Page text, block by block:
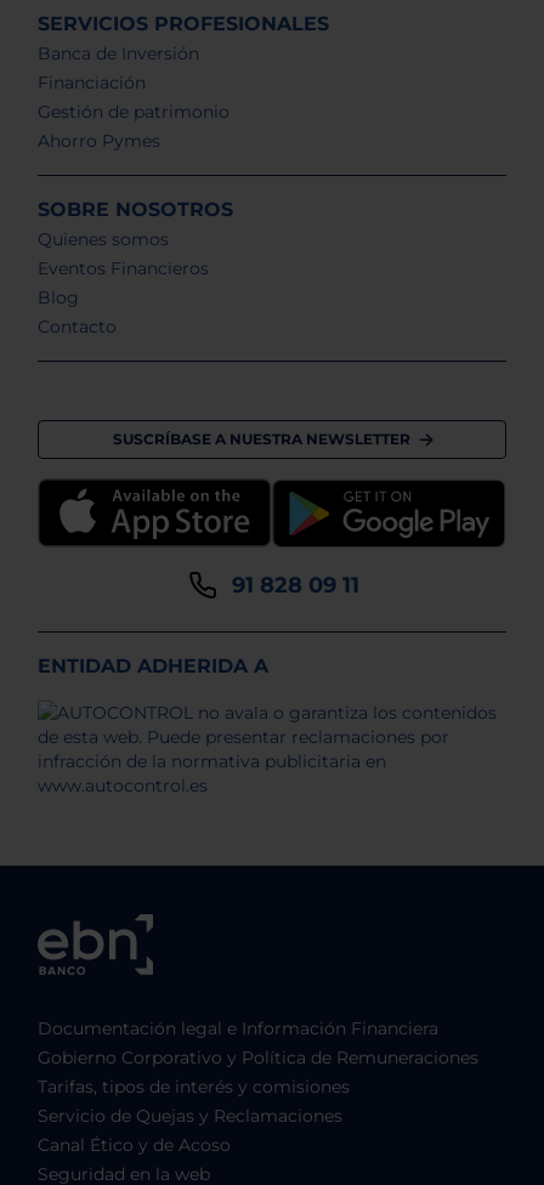
SERVICIOS PROFESIONALES
Banca de Inversión
Financiación
Gestión de patrimonio
Ahorro Pymes
SOBRE NOSOTROS
Quienes somos
Eventos Financieros
Blog
Contacto
SUSCRÍBASE A NUESTRA NEWSLETTER
91 828 09 11
ENTIDAD ADHERIDA A
Documentación legal e Información Financiera
Gobierno Corporativo y Política de Remuneraciones
Tarifas, tipos de interés y comisiones
Servicio de Quejas y Reclamaciones
Canal Ético y de Acoso
Seguridad en la web